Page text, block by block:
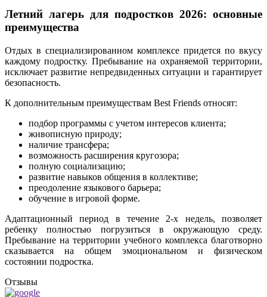
Летний лагерь для подростков 2026: основные
преимущества
Отдых в специализированном комплексе придется по вкусу
каждому подростку. Пребывание на охраняемой территории,
исключает развитие непредвиденных ситуации и гарантирует
безопасность.
К дополнительным преимуществам Best Friends относят:
подбор программы с учетом интересов клиента;
живописную природу;
наличие трансфера;
возможность расширения кругозора;
полную социализацию;
развитие навыков общения в коллективе;
преодоление языкового барьера;
обучение в игровой форме.
Адаптационный период в течение 2-х недель, позволяет
ребенку полностью погрузиться в окружающую среду.
Пребывание на территории учебного комплекса благотворно
сказывается на общем эмоциональном и физическом
состоянии подростка.
Отзывы